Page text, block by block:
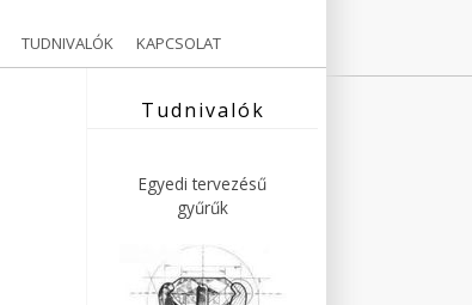
TUDNIVALÓK KAPCSOLAT
Tudnivalók
Egyedi tervezésű
gyűrűk